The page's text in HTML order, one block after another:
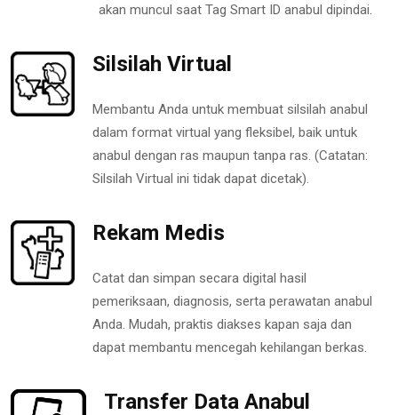
akan muncul saat Tag Smart ID anabul dipindai.
Silsilah Virtual
Membantu Anda untuk membuat silsilah anabul
dalam format virtual yang fleksibel, baik untuk
anabul dengan ras maupun tanpa ras. (Catatan:
Silsilah Virtual ini tidak dapat dicetak).
Rekam Medis
Catat dan simpan secara digital hasil
pemeriksaan, diagnosis, serta perawatan anabul
Anda. Mudah, praktis diakses kapan saja dan
dapat membantu mencegah kehilangan berkas.
Transfer Data Anabul